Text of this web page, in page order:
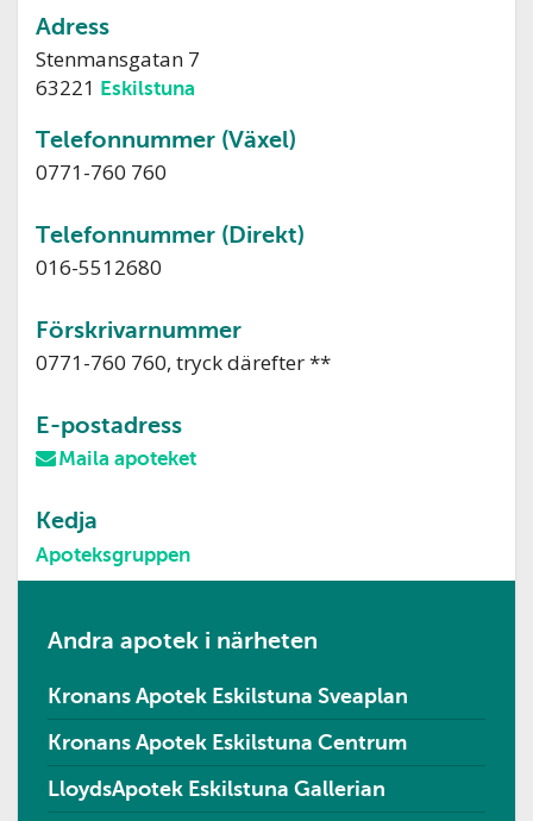
Adress
Stenmansgatan 7
63221 Eskilstuna
Telefonnummer (Växel)
0771-760 760
Telefonnummer (Direkt)
016-5512680
Förskrivarnummer
0771-760 760, tryck därefter **
E-postadress
Maila apoteket
Kedja
Apoteksgruppen
Andra apotek i närheten
Kronans Apotek Eskilstuna Sveaplan
Kronans Apotek Eskilstuna Centrum
LloydsApotek Eskilstuna Gallerian